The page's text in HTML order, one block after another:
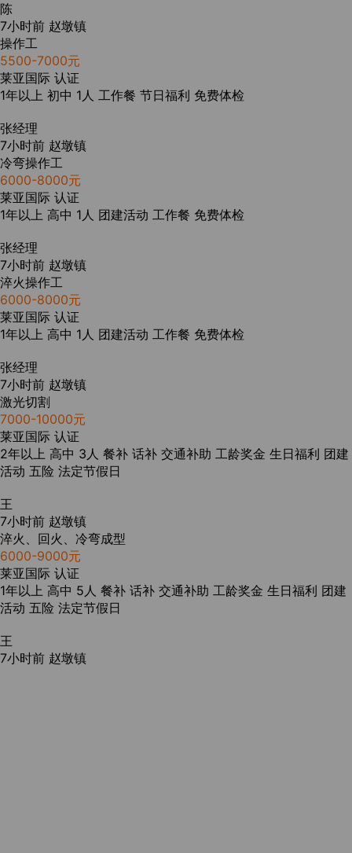
陈
7小时前 赵墩镇
操作工
5500-7000元
莱亚国际 认证
1年以上 初中 1人 工作餐 节日福利 免费体检
张经理
7小时前 赵墩镇
冷弯操作工
6000-8000元
莱亚国际 认证
1年以上 高中 1人 团建活动 工作餐 免费体检
张经理
7小时前 赵墩镇
淬火操作工
6000-8000元
莱亚国际 认证
1年以上 高中 1人 团建活动 工作餐 免费体检
张经理
7小时前 赵墩镇
激光切割
7000-10000元
莱亚国际 认证
2年以上 高中 3人 餐补 话补 交通补助 工龄奖金 生日福利 团建
活动 五险 法定节假日
王
7小时前 赵墩镇
淬火、回火、冷弯成型
6000-9000元
莱亚国际 认证
1年以上 高中 5人 餐补 话补 交通补助 工龄奖金 生日福利 团建
活动 五险 法定节假日
王
7小时前 赵墩镇